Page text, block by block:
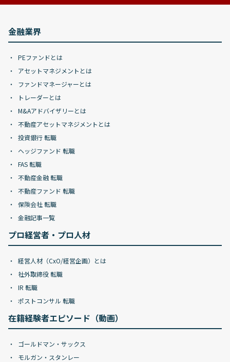
金融業界
PEファンドとは
アセットマネジメントとは
ファンドマネージャーとは
トレーダーとは
M&Aアドバイザリーとは
不動産アセットマネジメントとは
投資銀行 転職
ヘッジファンド 転職
FAS 転職
不動産金融 転職
不動産ファンド 転職
保険会社 転職
金融記事一覧
プロ経営者・プロ人材
経営人材（CxO/経営企画）とは
社外取締役 転職
IR 転職
ポストコンサル 転職
在籍経験者エピソード（動画）
ゴールドマン・サックス
モルガン・スタンレー